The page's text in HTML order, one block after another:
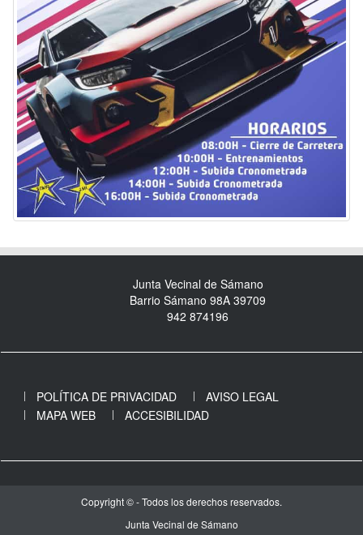
Junta Vecinal de Sámano
Barrio Sámano 98A 39709
942 874196
POLÍTICA DE PRIVACIDAD
AVISO LEGAL
MAPA WEB
ACCESIBILIDAD
Copyright © - Todos los derechos reservados.
Junta Vecinal de Sámano